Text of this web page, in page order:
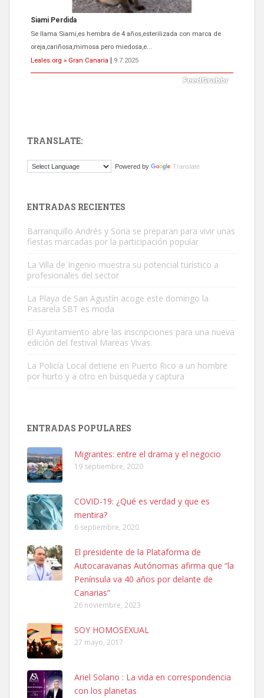
Siami Perdida
Se llama Siami,es hembra de 4 años,esterilizada con marca de
oreja,cariñosa,mimosa pero miedosa,e...
Leales.org » Gran Canaria
9.7.2025
El ayuntamiento se va a llevar a Los Gatos callejeros de la zona los
Este gato macho ha aparecido en la calle hace menos de un mes,
Leales.org » Gran Canaria
9.7.2025
Adopción urgente
hembra, 4 años. Por motivos personales ...
Leales.org » Gran Canaria | 6.7.2025
SHIBA PERDIDO AVDA JOSE MESA Y LOPEZ
PERRO MACHO RAZA SHIBA CON MICROCHIP PERDIDO HOY
06/07/2025 ZONA MESA Y LOPEZ. ES MUY ASUSTADIZO
Leales.org » Gran Canaria | 6.7.2025
TRANSLATE:
Powered by Translate
ENTRADAS RECIENTES
Barranquillo Andrés y Soria se preparan para vivir unas
fiestas marcadas por la participación popular
La Villa de Ingenio muestra su potencial turístico a
profesionales del sector
La Playa de San Agustín acoge este domingo la
Pasarela SBT es moda
El Ayuntamiento abre las inscripciones para una nueva
edición del festival Mareas Vivas.
La Policía Local detiene en Puerto Rico a un hombre
por hurto y a otro en búsqueda y captura
ENTRADAS POPULARES
Migrantes: entre el drama y el negocio
19 septiembre, 2020
COVID-19: ¿Qué es verdad y que es
mentira?
6 septiembre, 2020
El presidente de la Plataforma de
Autocaravanas Autónomas afirma que “la
Península va 40 años por delante de
Canarias”
26 noviembre, 2023
SOY HOMOSEXUAL
27 mayo, 2017
Ariel Solano : La vida en correspondencia
con los planetas